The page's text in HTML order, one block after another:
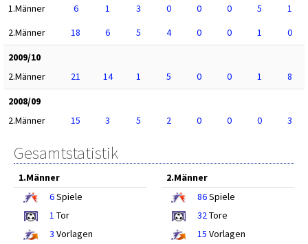
1.Männer
6 1 3 0 0 0 5
1
2.Männer
18 6 5 4 0 0 1
0
2009/10
2.Männer
21 14 1 5 0 0 1
8
2008/09
2.Männer
15 3 5 2 0 0 0 3
Gesamtstatistik
1.Männer
6Spiele
1 Tor
3 Vorlagen
2.Männer
86Spiele
32Tore
15 Vorlagen